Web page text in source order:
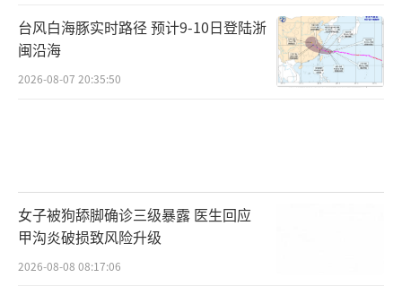
台风白海豚实时路径 预计9-10日登陆浙
闽沿海
2026-08-07 20:35:50
女子被狗舔脚确诊三级暴露 医生回应
甲沟炎破损致风险升级
2026-08-08 08:17:06